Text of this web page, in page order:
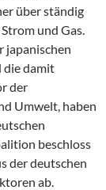
über ständig
und Gas.
japanischen
die damit
der
Umwelt, haben
beschloss
der deutschen
ab.